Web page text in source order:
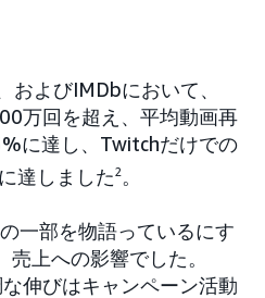
よびIMDbにおいて、
万回を超え、平均動画再
に達し、Twitchだけでの
達しました2 。
一部を物語っているにす
上への影響でした。
伸びはキャンペーン活動